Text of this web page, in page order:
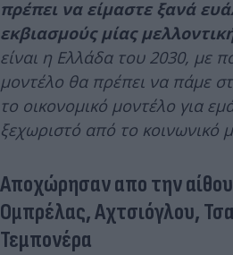
πρέπει να είμαστε ξανά
εκβιασμούς μίας
είναι η Ελλάδα του 2030, με
μοντέλο θα πρέπει να πάμε
το οικονομικό μοντέλο για
ξεχωριστό από το κοινωνικό
Αποχώρησαν απο την
Ομπρέλας, Αχτσιόγλου,
Τεμπονέρα